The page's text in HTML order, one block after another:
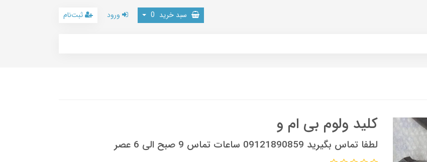
سبد خرید 0 ورود ثبت‌نام
کلید ولوم بی ام و
لطفا تماس بگیرید 09121890859 ساعات تماس 9 صبح الی 6 عصر